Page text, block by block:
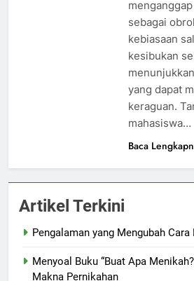
sebagai
kebiasaan
kesibukan
yang dapat
keraguan.
mahasiswa…
Baca
Artikel Terkini
Pengalaman yang Mengubah Cara
Menyoal Buku “Buat Apa
Makna Pernikahan